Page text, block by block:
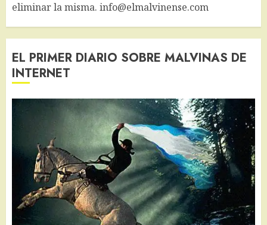
eliminar la misma. info@elmalvinense.com
EL PRIMER DIARIO SOBRE MALVINAS DE
INTERNET